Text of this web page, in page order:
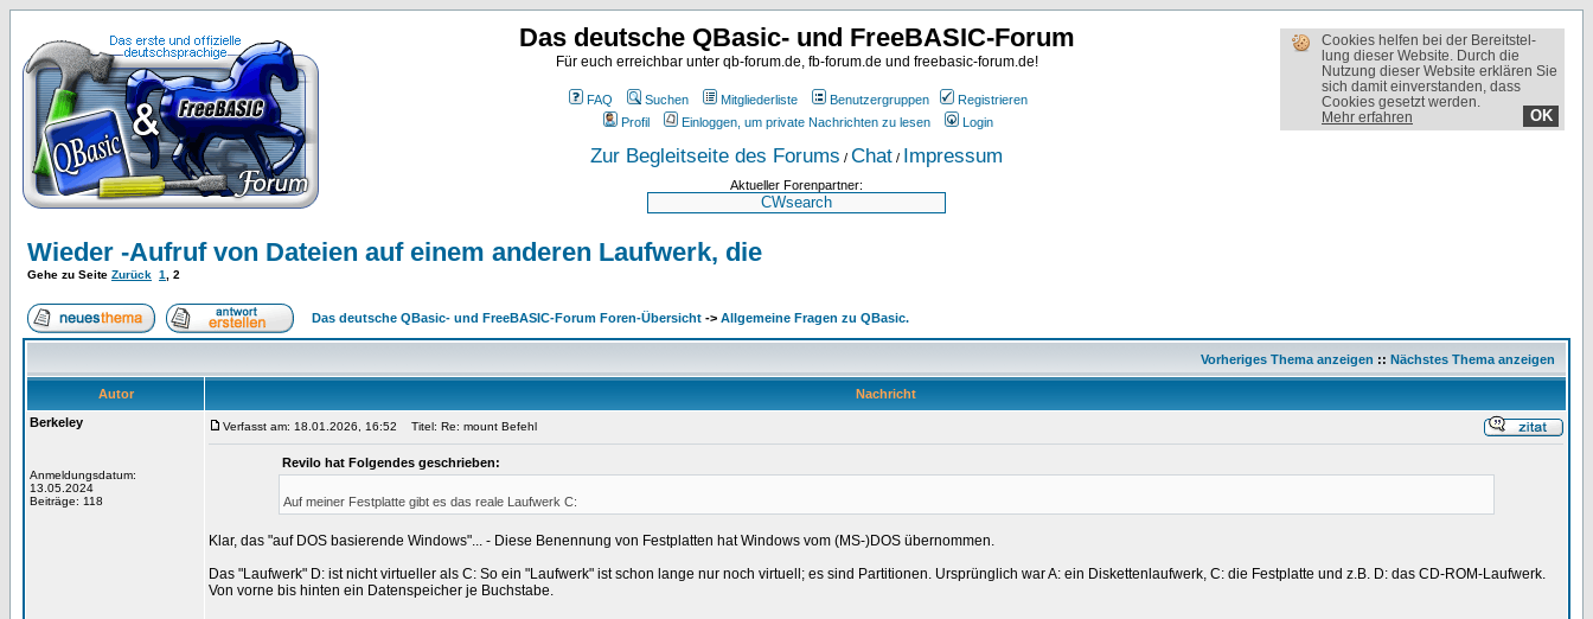
Cookies helfen bei der Bereit­stel­
lung dieser Website. Durch die
Nutzung dieser Website erklären Sie
sich damit einverstanden, dass
Cookies gesetzt werden.
Mehr erfahren
OK
Das deutsche QBasic- und FreeBASIC-Forum
Für euch erreichbar unter qb-forum.de, fb-forum.de und freebasic-forum.de!
FAQ Suchen Mitgliederliste Benutzergruppen
Registrieren
Profil
Einloggen, um private Nachrichten zu lesen Login
Zur Begleitseite des Forums / Chat / Impressum
Aktueller Forenpartner:
Wieder -Aufruf von Dateien auf einem anderen Laufwerk, die
Gehe zu Seite Zurück 1 2
Das deutsche QBasic- und FreeBASIC-Forum Foren-Übersicht -> Allgemeine Fragen zu QBasic.
Vorheriges Thema anzeigen :: Nächstes Thema anzeigen
Autor
Nachricht
Berkeley
Anmeldungsdatum:
13.05.2024
Beiträge: 118
Verfasst am: 18.01.2026, 16:52 Titel: Re: mount Befehl
Revilo hat Folgendes geschrieben:
Auf meiner Festplatte gibt es das reale Laufwerk C:
Klar, das "auf DOS basierende Windows"... - Diese Benennung von Festplatten hat Windows vom (MS-)DOS übernommen.
Das "Laufwerk" D: ist nicht virtueller als C: So ein "Laufwerk" ist schon lange nur noch virtuell; es sind Partitionen. Ursprünglich war A: ein Diskettenlaufwerk, C: die Festplatte und z.B. D: das CD-ROM-Laufwerk.
Von vorne bis hinten ein Datenspeicher je Buchstabe.